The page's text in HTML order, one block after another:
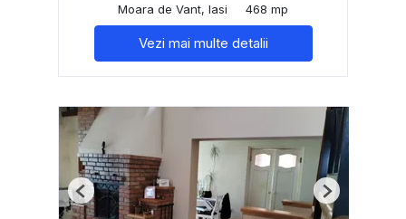
Moara de Vant, Iasi
468 mp
Vezi mai multe detalii
Previous Next